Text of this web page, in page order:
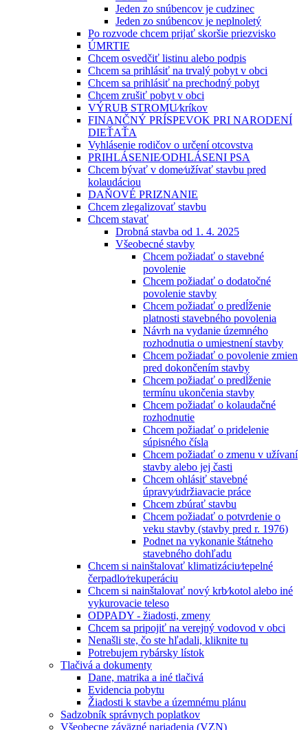
Jeden zo snúbencov je cudzinec
Jeden zo snúbencov je neplnoletý
Po rozvode chcem prijať skoršie priezvisko
ÚMRTIE
Chcem osvedčiť listinu alebo podpis
Chcem sa prihlásiť na trvalý pobyt v obci
Chcem sa prihlásiť na prechodný pobyt
Chcem zrušiť pobyt v obci
VÝRUB STROMU⁄kríkov
FINANČNÝ PRÍSPEVOK PRI NARODENÍ
DIEŤAŤA
Vyhlásenie rodičov o určení otcovstva
PRIHLÁSENIE⁄ODHLÁSENI PSA
Chcem bývať v dome⁄užívať stavbu pred
kolaudáciou
DAŇOVÉ PRIZNANIE
Chcem zlegalizovať stavbu
Chcem stavať
Drobná stavba od 1. 4. 2025
Všeobecné stavby
Chcem požiadať o stavebné
povolenie
Chcem požiadať o dodatočné
povolenie stavby
Chcem požiadať o predĺženie
platnosti stavebného povolenia
Návrh na vydanie územného
rozhodnutia o umiestnení stavby
Chcem požiadať o povolenie zmien
pred dokončením stavby
Chcem požiadať o predĺženie
termínu ukončenia stavby
Chcem požiadať o kolaudačné
rozhodnutie
Chcem požiadať o pridelenie
súpisného čísla
Chcem požiadať o zmenu v užívaní
stavby alebo jej časti
Chcem ohlásiť stavebné
úpravy⁄udržiavacie práce
Chcem zbúrať stavbu
Chcem požiadať o potvrdenie o
veku stavby (stavby pred r. 1976)
Podnet na vykonanie štátneho
stavebného dohľadu
Chcem si nainštalovať klimatizáciu⁄tepelné
čerpadlo⁄rekuperáciu
Chcem si nainštalovať nový krb⁄kotol alebo iné
vykurovacie teleso
ODPADY - žiadosti, zmeny
Chcem sa pripojiť na verejný vodovod v obci
Nenašli ste, čo ste hľadali, kliknite tu
Potrebujem rybársky lístok
Tlačivá a dokumenty
Dane, matrika a iné tlačivá
Evidencia pobytu
Žiadosti k stavbe a územnému plánu
Sadzobník správnych poplatkov
Všeobecne záväzné nariadenia (VZN)